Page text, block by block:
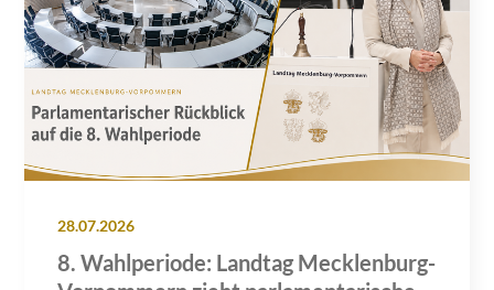
28.07.2026
8. Wahlperiode: Landtag Mecklenburg-